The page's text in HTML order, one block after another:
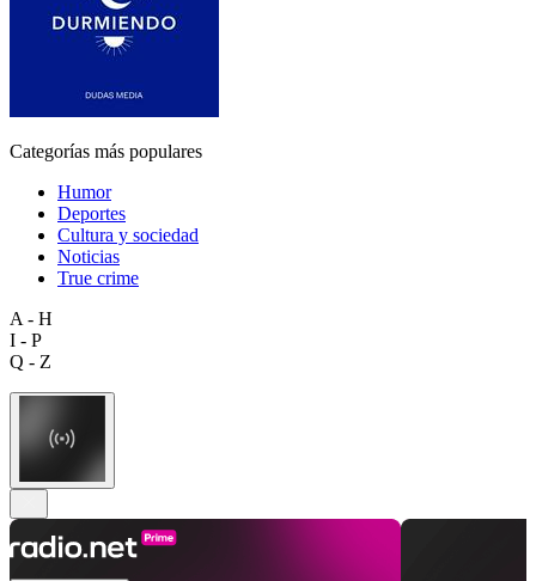
Categorías más populares
Humor
Deportes
Cultura y sociedad
Noticias
True crime
A - H
I - P
Q - Z